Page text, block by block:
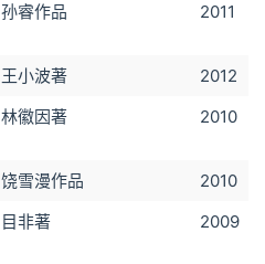
孙睿作品 2011
王小波著
2012
林徽因著 2010
饶雪漫作品
2010
目非著 2009